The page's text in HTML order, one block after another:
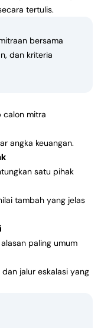
tertulis.
bersama
dan kriteria
calon mitra
angka keuangan.
satu pihak
tambah yang jelas
paling umum
jalur eskalasi yang